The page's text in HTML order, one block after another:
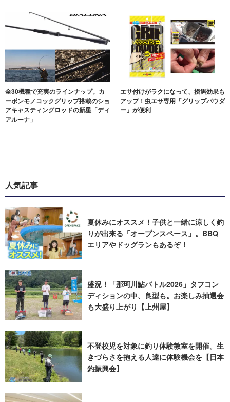
全30機種で充実のラインナップ。カ
ーボンモノコックグリップ搭載のショ
アキャスティングロッドの新星「ディ
アルーナ」
エサ付けがラクになって、摂餌効果も
アップ！虫エサ専用「グリップパウダ
ー」が便利
人気記事
夏休みにオススメ！子供と一緒に涼しく釣
りが出来る「オープンスペース」。BBQ
エリアやドッグランもあるぞ！
盛況！「那珂川鮎バトル2026」タフコン
ディションの中、良型も。お楽しみ抽選会
も大盛り上がり【上州屋】
不登校児を対象に釣り体験教室を開催。生
きづらさを抱える人達に体験機会を【日本
釣振興会】